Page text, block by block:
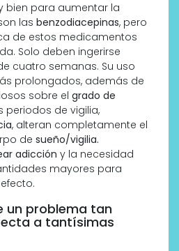
bien para aumentar la
las benzodiacepinas, pero
de estos medicamentos
Solo deben ingerirse
cuatro semanas. Su uso
prolongados, además de
sobre el grado de
periodos de vigilia,
, alteran completamente el
de sueño/vigilia.
adicción y la necesidad
mayores para
un problema tan
a tantísimas